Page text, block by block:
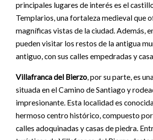
principales lugares de interés es el
Templarios, una fortaleza medieval que
magníficas vistas de la ciudad. Además,
pueden visitar los restos de la antigua
antiguo, con sus calles empedradas y
Villafranca del Bierzo, por su parte, es
situada en el Camino de Santiago y
impresionante. Esta localidad es
hermoso centro histórico, compuesto
calles adoquinadas y casas de piedra.